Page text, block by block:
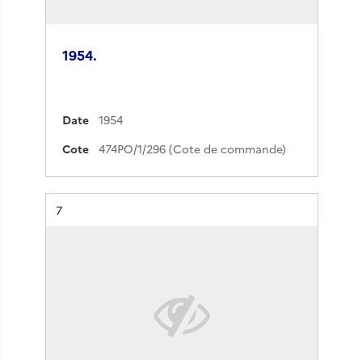
1954.
Date
1954
Cote
474PO/1/296 (Cote de commande)
Résultat n°
7